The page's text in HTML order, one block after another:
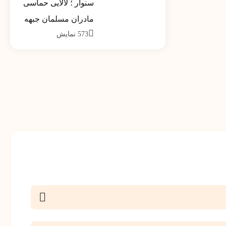
کشور تیر ماه 1390
سنوار ؛ لالایی حماسی
مادران مسلمان جبهه
مقاومت خواهد شد
573 نمایش